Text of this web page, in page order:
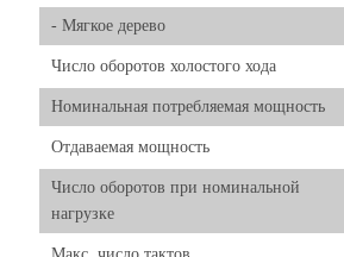
- Мягкое дерево
Число оборотов холостого хода
Номинальная потребляемая мощность
Отдаваемая мощность
Число оборотов при номинальной
нагрузке